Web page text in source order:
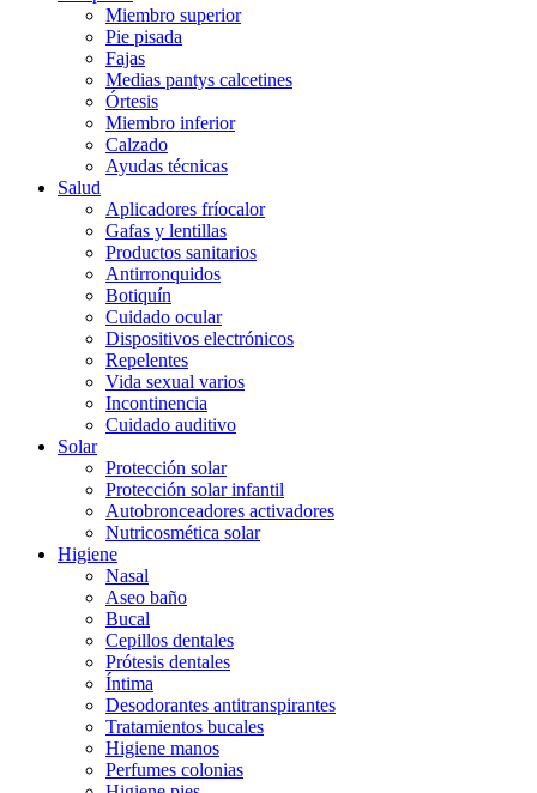
Miembro superior
Pie pisada
Fajas
Medias pantys calcetines
Órtesis
Miembro inferior
Calzado
Ayudas técnicas
Salud
Aplicadores fríocalor
Gafas y lentillas
Productos sanitarios
Antirronquidos
Botiquín
Cuidado ocular
Dispositivos electrónicos
Repelentes
Vida sexual varios
Incontinencia
Cuidado auditivo
Solar
Protección solar
Protección solar infantil
Autobronceadores activadores
Nutricosmética solar
Higiene
Nasal
Aseo baño
Bucal
Cepillos dentales
Prótesis dentales
Íntima
Desodorantes antitranspirantes
Tratamientos bucales
Higiene manos
Perfumes colonias